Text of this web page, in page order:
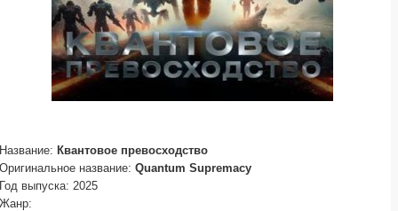
Название: Квантовое превосходство
Оригинальное название: Quantum Supremacy
Год выпуска: 2025
Жанр: